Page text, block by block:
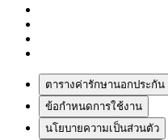
ตารางค่ารักษานอกประกัน
ข้อกำหนดการใช้งาน
นโยบายความเป็นส่วนตัว